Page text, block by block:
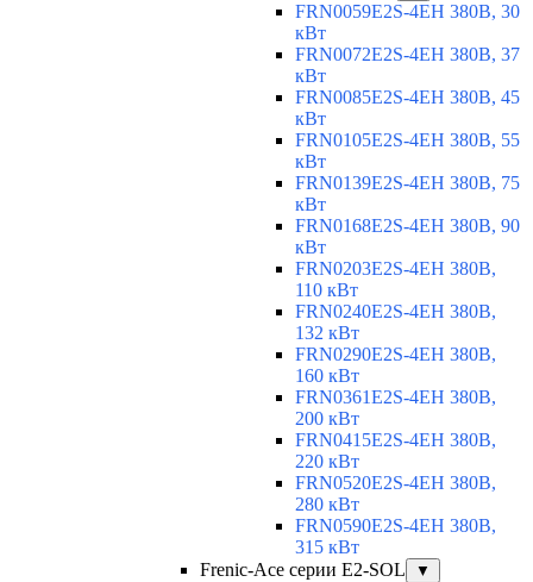
FRN0059E2S-4EH 380В, 30
кВт
FRN0072E2S-4EH 380В, 37
кВт
FRN0085E2S-4EH 380В, 45
кВт
FRN0105E2S-4EH 380В, 55
кВт
FRN0139E2S-4EH 380В, 75
кВт
FRN0168E2S-4EH 380В, 90
кВт
FRN0203E2S-4EH 380В,
110 кВт
FRN0240E2S-4EH 380В,
132 кВт
FRN0290E2S-4EH 380В,
160 кВт
FRN0361E2S-4EH 380В,
200 кВт
FRN0415E2S-4EH 380В,
220 кВт
FRN0520E2S-4EH 380В,
280 кВт
FRN0590E2S-4EH 380В,
315 кВт
Frenic-Ace серии E2-SOL
▼